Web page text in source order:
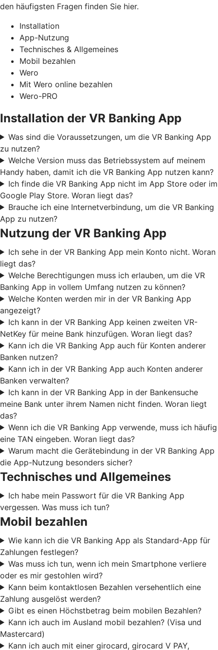
den häufigsten Fragen finden Sie hier.
Installation
App-Nutzung
Technisches & Allgemeines
Mobil bezahlen
Wero
Mit Wero online bezahlen
Wero-PRO
Installation der VR Banking App
Was sind die Voraussetzungen, um die VR Banking App
zu nutzen?
Welche Version muss das Betriebssystem auf meinem
Handy haben, damit ich die VR Banking App nutzen kann?
Ich finde die VR Banking App nicht im App Store oder im
Google Play Store. Woran liegt das?
Brauche ich eine Internetverbindung, um die VR Banking
App zu nutzen?
Nutzung der VR Banking App
Ich sehe in der VR Banking App mein Konto nicht. Woran
liegt das?
Welche Berechtigungen muss ich erlauben, um die VR
Banking App in vollem Umfang nutzen zu können?
Welche Konten werden mir in der VR Banking App
angezeigt?
Ich kann in der VR Banking App keinen zweiten VR-
NetKey für meine Bank hinzufügen. Woran liegt das?
Kann ich die VR Banking App auch für Konten anderer
Banken nutzen?
Kann ich in der VR Banking App auch Konten anderer
Banken verwalten?
Ich kann in der VR Banking App in der Bankensuche
meine Bank unter ihrem Namen nicht finden. Woran liegt
das?
Wenn ich die VR Banking App verwende, muss ich häufig
eine TAN eingeben. Woran liegt das?
Warum macht die Gerätebindung in der VR Banking App
die App-Nutzung besonders sicher?
Technisches und Allgemeines
Ich habe mein Passwort für die VR Banking App
vergessen. Was muss ich tun?
Mobil bezahlen
Wie kann ich die VR Banking App als Standard-App für
Zahlungen festlegen?
Was muss ich tun, wenn ich mein Smartphone verliere
oder es mir gestohlen wird?
Kann beim kontaktlosen Bezahlen versehentlich eine
Zahlung ausgelöst werden?
Gibt es einen Höchstbetrag beim mobilen Bezahlen?
Kann ich auch im Ausland mobil bezahlen? (Visa und
Mastercard)
Kann ich auch mit einer girocard, girocard V PAY,